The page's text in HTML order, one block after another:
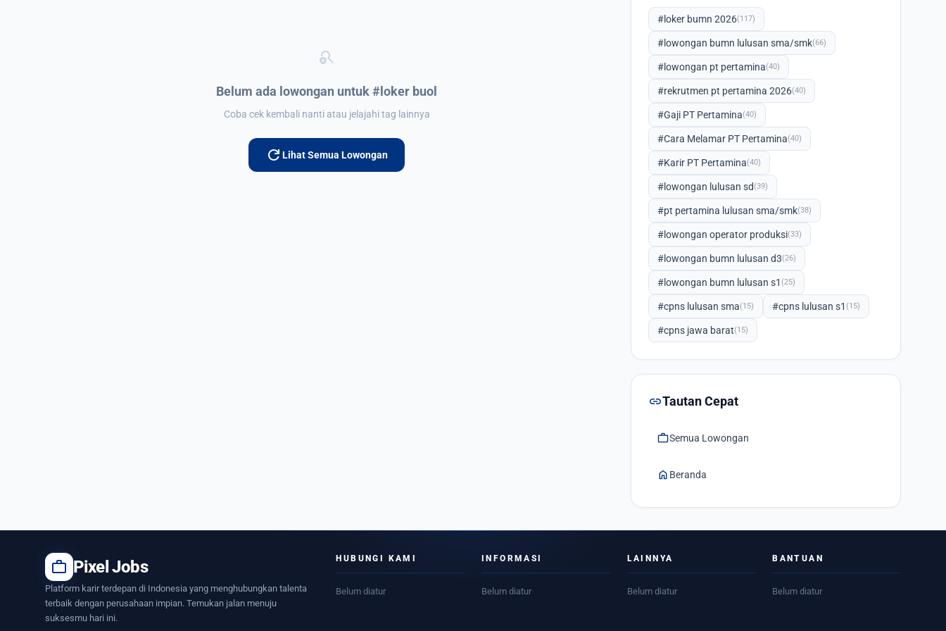
search_off
Belum ada lowongan untuk #loker buol
Coba cek kembali nanti atau jelajahi tag lainnya
refresh Lihat Semua Lowongan
#loker bumn 2026(117)
#lowongan bumn lulusan sma/smk(66)
#lowongan pt pertamina(40)
#rekrutmen pt pertamina 2026(40)
#Gaji PT Pertamina(40)
#Cara Melamar PT Pertamina(40)
#Karir PT Pertamina(40)
#lowongan lulusan sd(39)
#pt pertamina lulusan sma/smk(38)
#lowongan operator produksi(33)
#lowongan bumn lulusan d3(26)
#lowongan bumn lulusan s1 (25)
#cpns lulusan sma(15) #cpns lulusan s1 (15)
#cpns jawa barat(15)
linkTautan Cepat
workSemua Lowongan
home Beranda
work Pixel Jobs
Platform karir terdepan di Indonesia yang menghubungkan talenta
terbaik dengan perusahaan impian. Temukan jalan menuju
suksesmu hari ini.
HUBUNGI KAMI
Belum diatur
INFORMASI
Belum diatur
LAINNYA
Belum diatur
BANTUAN
Belum diatur